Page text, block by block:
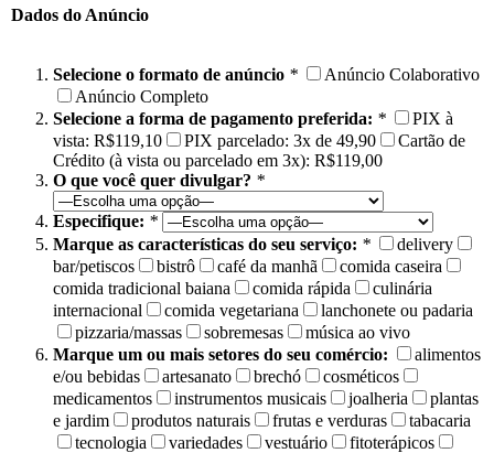
Dados do Anúncio
Selecione o formato de anúncio *
Anúncio Colaborativo
Anúncio Completo
Selecione a forma de pagamento preferida: *
PIX à
vista: R$119,10
PIX parcelado: 3x de 49,90
Cartão de
Crédito (à vista ou parcelado em 3x): R$119,00
O que você quer divulgar? *
Especifique: *
Marque as características do seu serviço: *
delivery
bar/petiscos
bistrô café da manhã
comida caseira
comida tradicional baiana
comida rápida
culinária
internacional
comida vegetariana
lanchonete ou padaria
pizzaria/massas
sobremesas
música ao vivo
Marque um ou mais setores do seu comércio:
alimentos
e/ou bebidas
artesanato brechó
cosméticos
medicamentos
instrumentos musicais joalheria
plantas
e jardim
produtos naturais frutas e verduras
tabacaria
tecnologia
variedades vestuário
fitoterápicos